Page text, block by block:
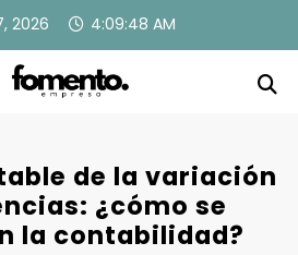
2026 4:09:49 AM
de la variación
¿cómo se
la contabilidad?